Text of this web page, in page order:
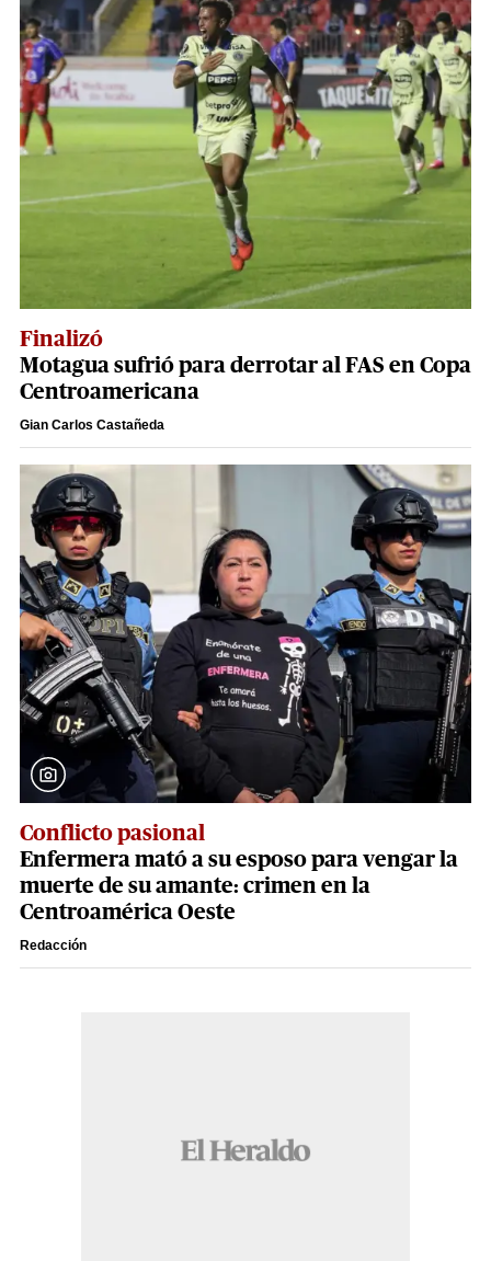
Finalizó
Motagua sufrió para derrotar al FAS en Copa
Centroamericana
Gian Carlos Castañeda
Conflicto pasional
Enfermera mató a su esposo para vengar la
muerte de su amante: crimen en la
Centroamérica Oeste
Redacción